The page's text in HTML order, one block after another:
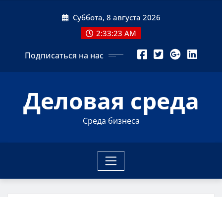
Суббота, 8 августа 2026
2:33:24 AM
Подписаться на нас
Деловая среда
Среда бизнеса